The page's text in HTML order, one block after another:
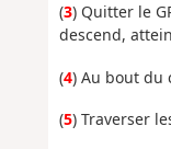
(3) Quitter le
descend,
(4) Au bout du
(5) Traverser